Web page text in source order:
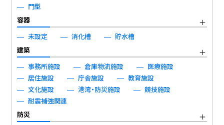
門型
容器
未設定
消化槽
貯水槽
建築
事務所施設
倉庫物流施設
医療施設
居住施設
庁舎施設
教育施設
文化施設
港湾・防災施設
競技施設
耐震補強関連
防災